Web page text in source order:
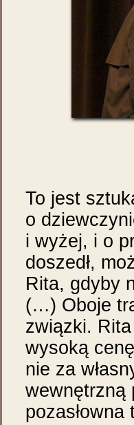
To jest
o
i wyżej, i o
doszedł,
Rita, gdyby
(…) Oboje
związki.
wysoką
nie za
wewnętrzną